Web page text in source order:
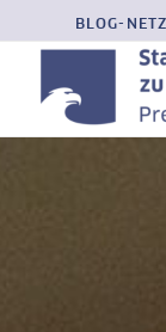
BLOG-